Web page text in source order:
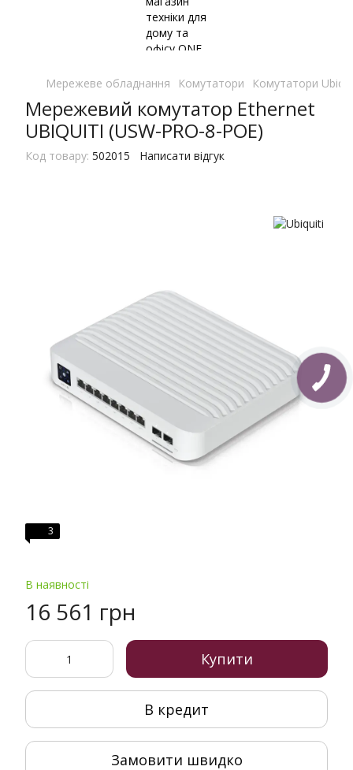
Мережеве обладнання Комутатори Комутатори
Мережевий комутатор Ethernet
UBIQUITI (USW-PRO-8-POE)
Код товару: 502015 Написати відгук
3
В наявності
16 561 грн
Купити
В кредит
Замовити швидко